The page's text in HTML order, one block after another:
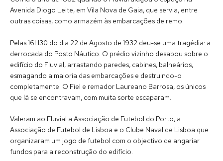
Avenida Diogo Leite, em Vila Nova de Gaia, que servia, entre
outras coisas, como armazém às embarcações de remo.
Pelas 16H30 do dia 22 de Agosto de 1932 deu-se uma tragédia: a
derrocada do Posto Náutico. O prédio vizinho desabou sobre o
edifício do Fluvial, arrastando paredes, cabines, balneários,
esmagando a maioria das embarcações e destruindo-o
completamente. O Fiel e remador Laureano Barrosa, os únicos
que lá se encontravam, com muita sorte escaparam.
Valeram ao Fluvial a Associação de Futebol do Porto, a
Associação de Futebol de Lisboa e o Clube Naval de Lisboa que
organizaram um jogo de futebol com o objectivo de angariar
fundos para a reconstrução do edifício.